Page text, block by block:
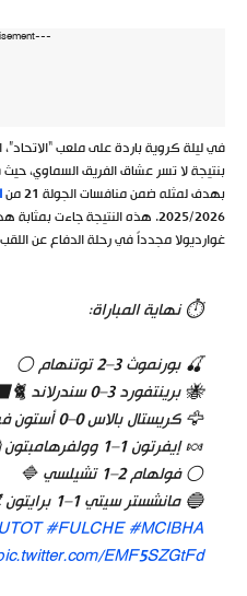
---Advertisement---
في ليلة كروية باردة على ملعب
بنتيجة لا تسر عشاق الفريق السماوي، حيث
بهدف لمثله ضمن منافسات الجولة 21 من
2025/2026. هذه النتيجة جاءت
غوارديولا مجدداً في رحلة الدفاع عن
⏱️ نهاية المباراة:
🍒 بورنموث 3–2 توتنهام ⚪️
🐝 برينتفورد 3–0 سندرلاند 🐈‍⬛
🦅 كريستال بالاس 0–0 أستون فيلا 🦁
🍬 إيفرتون 1–1 وولفرهامبتون 🐺
⚪️ فولهام 2–1 تشيلسي 🔷
🔵 مانشستر سيتي 1–1 برايتون 🕊️
#FULCHE #MCIBHA
EMF5SZGtFd